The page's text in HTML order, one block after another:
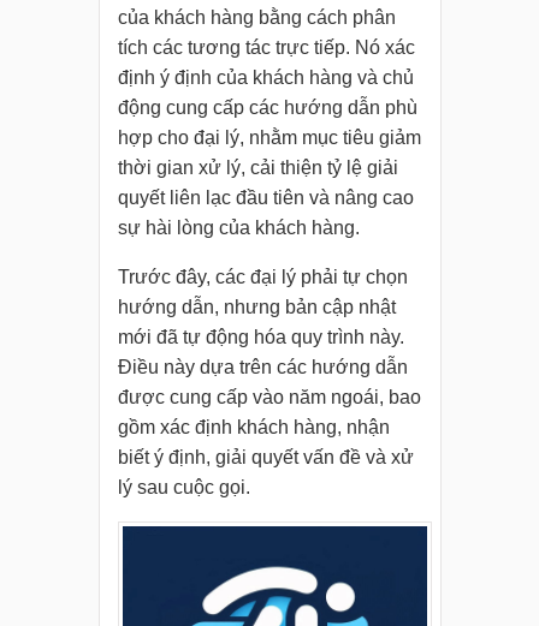
của khách hàng bằng cách phân
tích các tương tác trực tiếp. Nó xác
định ý định của khách hàng và chủ
động cung cấp các hướng dẫn phù
hợp cho đại lý, nhằm mục tiêu giảm
thời gian xử lý, cải thiện tỷ lệ giải
quyết liên lạc đầu tiên và nâng cao
sự hài lòng của khách hàng.
Trước đây, các đại lý phải tự chọn
hướng dẫn, nhưng bản cập nhật
mới đã tự động hóa quy trình này.
Điều này dựa trên các hướng dẫn
được cung cấp vào năm ngoái, bao
gồm xác định khách hàng, nhận
biết ý định, giải quyết vấn đề và xử
lý sau cuộc gọi.